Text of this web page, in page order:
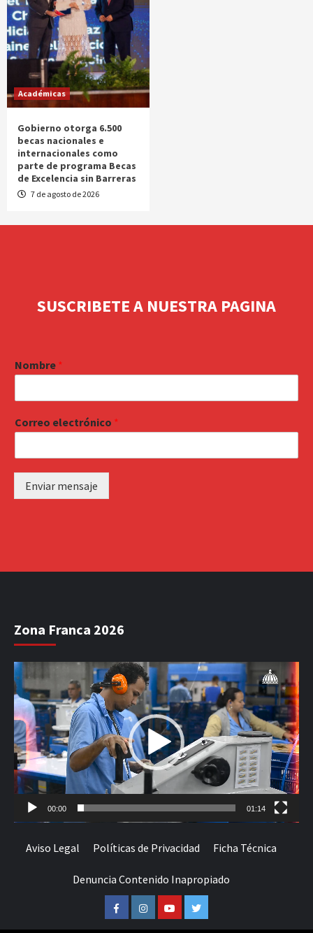
Académicas
Gobierno otorga 6.500
becas nacionales e
internacionales como
parte de programa Becas
de Excelencia sin Barreras
7 de agosto de 2026
SUSCRIBETE A NUESTRA PAGINA
Nombre *
Correo electrónico *
Enviar mensaje
Zona Franca 2026
Reproductor
de
vídeo
00:00 01:14
Aviso Legal Políticas de Privacidad Ficha Técnica
Denuncia Contenido Inapropiado
FacebookInstagramYoutubeTwitter